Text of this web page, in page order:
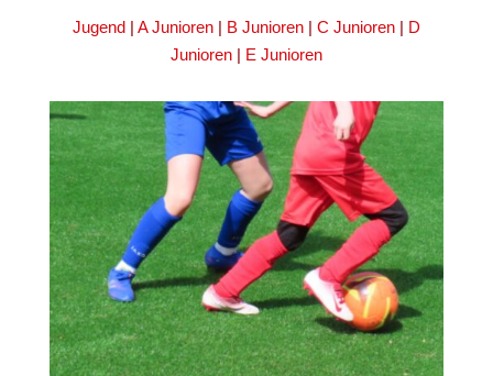
Jugend| A Junioren| B Junioren| C Junioren| D
Junioren| E Junioren